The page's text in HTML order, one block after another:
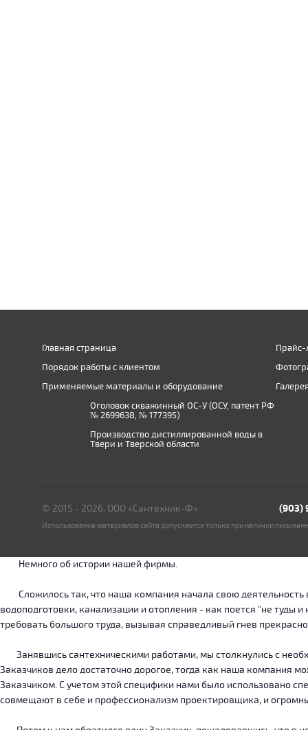
Главная страница
Порядок работы с клиентом
Применяемые материалы и оборудование
Прайс-
Оголовок скважинный ОС-У (ОСУ, патент РФ
№ 2699638, № 177395)
Производство дистиллированной воды в
Твери и Тверской области
© 2015 - 2026, ООО «Сантехник-Ф» (903)
Использование материалов сайта допускается только при наличии
Немного об истории нашей фирмы.
Сложилось так, что наша компания начала свою деятельность
водоподготовки, канализации и отопления - как поется "не
требовать большого труда, вызывая справедливый гнев
Занявшись сантехническими работами, мы столкнулись с
Заказчиков дело достаточно дорогое, тогда как наша компания
Заказчиком. С учетом этой специфики нами было использовано
совмещают в себе и профессионализм проектировщика, и